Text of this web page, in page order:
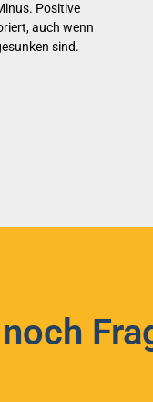
Positive
auch wenn
sind.